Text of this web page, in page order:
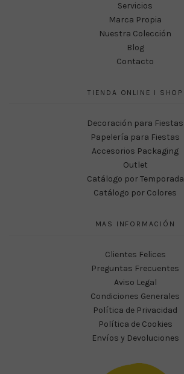
Servicios
Marca Propia
Nuestra Colección
Blog
Contacto
TIENDA ONLINE I SHOP
Decoración para Fiestas
Papelería para Fiestas
Accesorios Packaging
Outlet
Catálogo por Temporada
Catálogo por Colores
MAS INFORMACIÓN
Clientes Felices
Preguntas Frecuentes
Aviso Legal
Condiciones Generales
Política de Privacidad
Política de Cookies
Envíos y Devoluciones